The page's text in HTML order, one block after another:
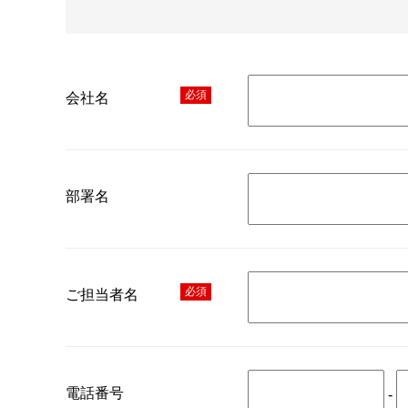
会社名 必須
部署名
ご担当者名 必須
電話番号 -